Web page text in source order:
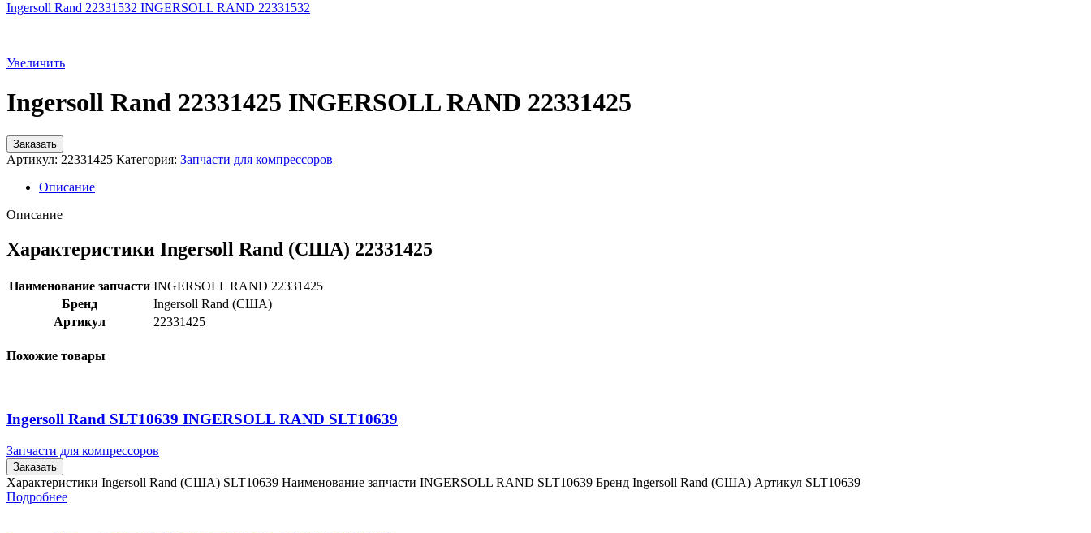
Ingersoll Rand 22331532 INGERSOLL RAND 22331532
Увеличить
Ingersoll Rand 22331425 INGERSOLL RAND 22331425
Заказать
Артикул: 22331425 Категория: Запчасти для компрессоров
Описание
Описание
Характеристики Ingersoll Rand (США) 22331425
Наименование запчасти INGERSOLL RAND 22331425
Бренд
Ingersoll Rand (США)
Артикул
22331425
Похожие товары
Ingersoll Rand SLT10639 INGERSOLL RAND SLT10639
Запчасти для компрессоров
Заказать
Характеристики Ingersoll Rand (США) SLT10639 Наименование запчасти INGERSOLL RAND SLT10639 Бренд Ingersoll Rand (США) Артикул SLT10639
Подробнее